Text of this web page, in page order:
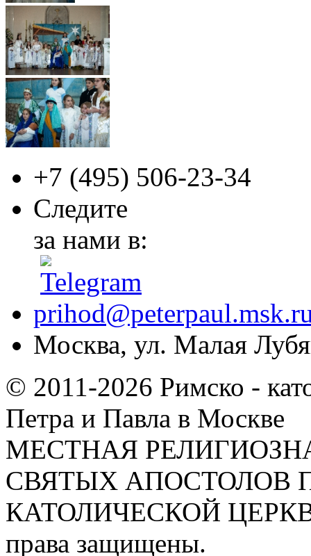
+7 (495) 506-23-34
Следите
за нами в:
Москва, ул. Малая
© 2011-2026 Римско -
Петра и Павла в Москве
МЕСТНАЯ
СВЯТЫХ АПОСТОЛОВ
КАТОЛИЧЕСКОЙ
права защищены.